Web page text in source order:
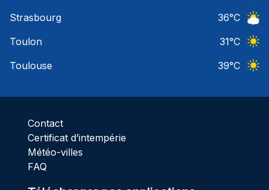
Strasbourg
36°C
Toulon
31°C
Toulouse
39°C
Contact
Certificat d’intempérie
Météo-villes
FAQ